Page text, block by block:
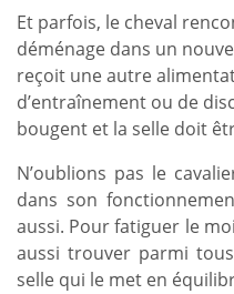
Et parfois, le cheval
déménage dans un
reçoit une autre
d’entraînement ou de
bougent et la selle doit
N’oublions pas le
dans son
aussi. Pour fatiguer le
aussi trouver parmi
selle qui le met en